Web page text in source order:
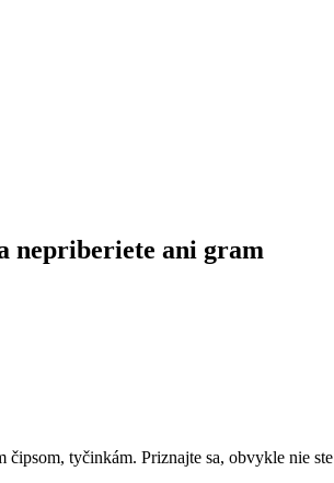
nepriberiete ani gram
tyčinkám. Priznajte sa, obvykle nie